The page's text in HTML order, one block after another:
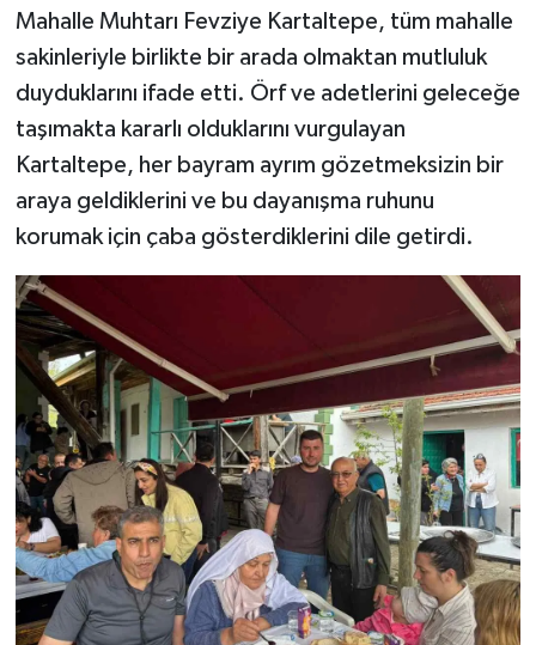
Mahalle Muhtarı Fevziye Kartaltepe, tüm mahalle
sakinleriyle birlikte bir arada olmaktan mutluluk
duyduklarını ifade etti. Örf ve adetlerini geleceğe
taşımakta kararlı olduklarını vurgulayan
Kartaltepe, her bayram ayrım gözetmeksizin bir
araya geldiklerini ve bu dayanışma ruhunu
korumak için çaba gösterdiklerini dile getirdi.